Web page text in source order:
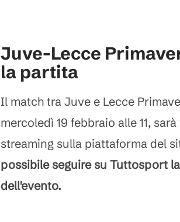
Juve-Lecce
la partita
Il match tra Juve e Lecce
mercoledì 19 febbraio alle 11,
streaming sulla piattaforma del
possibile seguire su Tuttosport
dell'evento.